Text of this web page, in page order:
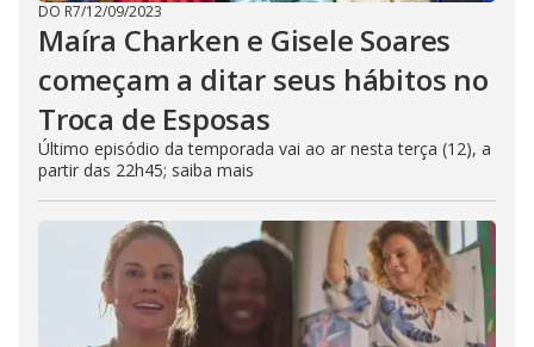
DO R7/12/09/2023
Maíra Charken e Gisele Soares
começam a ditar seus hábitos no
Troca de Esposas
Último episódio da temporada vai ao ar nesta terça (12), a
partir das 22h45; saiba mais